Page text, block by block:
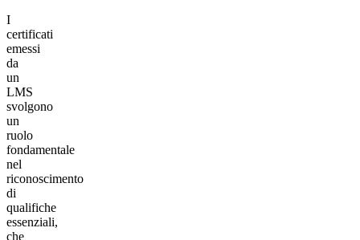
I
certificati
emessi
da
un
LMS
svolgono
un
ruolo
fondamentale
nel
riconoscimento
di
qualifiche
essenziali,
che